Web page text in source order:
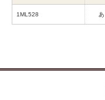
1ML528 あ